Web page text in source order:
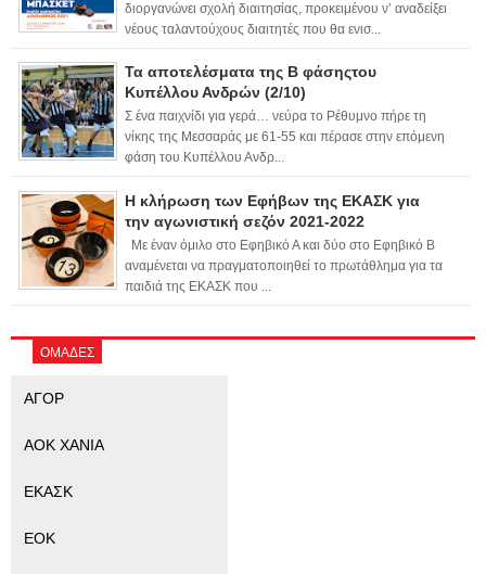
διοργανώνει σχολή διαιτησίας, προκειμένου ν’ αναδείξει
νέους ταλαντούχους διαιτητές που θα ενισ...
Τα αποτελέσματα της Β φάσηςτου
Κυπέλλου Ανδρών (2/10)
Σ ένα παιχνίδι για γερά… νεύρα το Ρέθυμνο πήρε τη
νίκης της Μεσσαράς με 61-55 και πέρασε στην επόμενη
φάση του Κυπέλλου Ανδρ...
Η κλήρωση των Εφήβων της ΕΚΑΣΚ για
την αγωνιστική σεζόν 2021-2022
Με έναν όμιλο στο Εφηβικό Α και δύο στο Εφηβικό Β
αναμένεται να πραγματοποιηθεί το πρωτάθλημα για τα
παιδιά της ΕΚΑΣΚ που ...
ΟΜΑΔΕΣ
ΑΓΟΡ
ΑΟΚ ΧΑΝΙΑ
ΕΚΑΣΚ
ΕΟΚ